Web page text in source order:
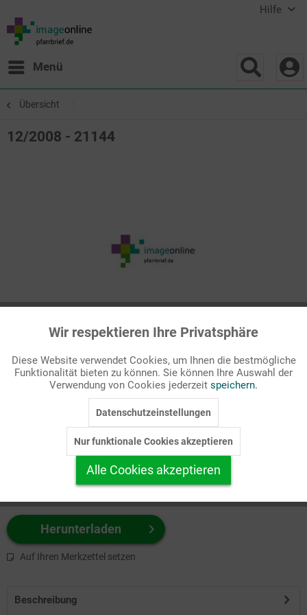
Hilfe
Menü
Übersicht
12/2008 - 21144
Passende Stichworte
Bibel, Fastenzeit/Passion
zuerst Ihr Produktformat aus.
z.B. Farbe-Grafik, Schwarz-Weiß-Grafik, mit/ohne Text ...
Herunterladen
Auf Ihren Merkzettel setzen
Beschreibung
Funktionale Aktiv
Marketing Inaktiv
Personalisierung Inaktiv
Service
Wir respektieren Ihre Privatsphäre
Diese Website verwendet Cookies, um Ihnen die bestmögliche
Funktionalität bieten zu können. Sie können Ihre Auswahl der
Verwendung von Cookies jederzeit speichern.
Datenschutzeinstellungen
Nur funktionale Cookies akzeptieren
Alle Cookies akzeptieren